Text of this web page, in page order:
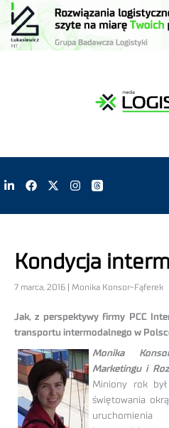
Kondycja
7 marca, 2016 | Monika Konsor-Fąferek
Jak, z perspektywy firmy PCC
transportu intermodalnego w
Monika
Marketingu i
Miniony rok
świętowania